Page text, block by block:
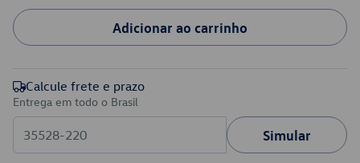
Adicionar ao carrinho
Calcule frete e prazo
Entrega em todo o Brasil
Simular